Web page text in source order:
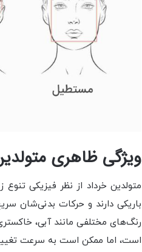
ویژگی‌ ظاهری
متولدین خرداد از نظر فیزیکی
باریکی دارند و حرکات بدنی‌شان
رنگ‌های مختلفی مانند آبی،
است، اما ممکن است به سرعت